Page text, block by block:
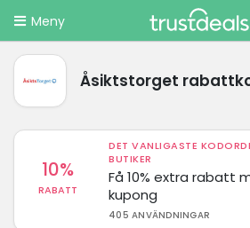
Meny
Åsiktstorget
10%
RABATT
DET VANLIGASTE
BUTIKER
Få 10% extra rabatt
kupong
405 ANVÄNDNINGAR